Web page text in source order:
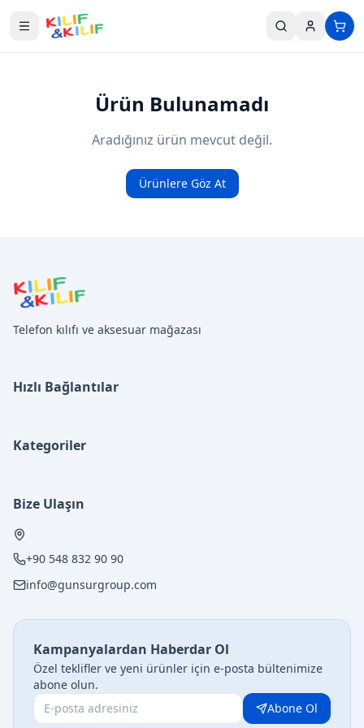
Ürün Bulunamadı
Aradığınız ürün mevcut değil.
Ürünlere Göz At
Telefon kılıfı ve aksesuar mağazası
Hızlı Bağlantılar
Kategoriler
Bize Ulaşın
+90 548 832 90 90
info@gunsurgroup.com
Kampanyalardan Haberdar Ol
Özel teklifler ve yeni ürünler için e-posta bültenimize
abone olun.
Abone Ol